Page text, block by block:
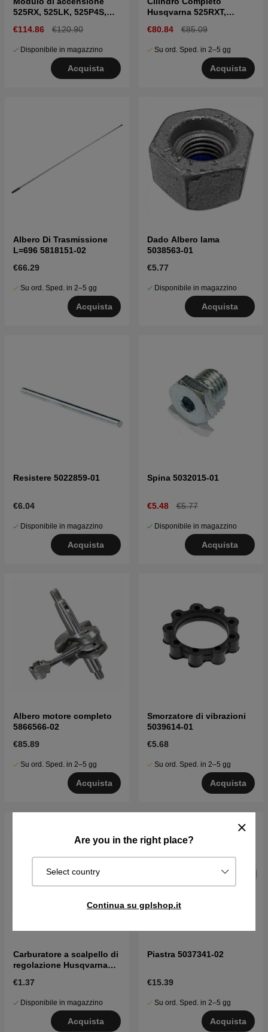
Are you in the right place?
Select country
Continua su gplshop.it
525RX, 525LK, 525P4S,
€114.86 €120.90
Disponibile in magazzino
Acquista
Husqvarna 525RXT,
€80.84 €85.09
Su ord. Sped. in 2–5 gg
Acquista
Albero Di Trasmissione
L=696 5818151-02
€66.29
Su ord. Sped. in 2–5 gg
Acquista
Dado Albero lama
5038563-01
€5.77
Disponibile in magazzino
Acquista
Resistere 5022859-01
€6.04
Disponibile in magazzino
Acquista
Spina 5032015-01
€5.48 €5.77
Disponibile in magazzino
Acquista
Albero motore completo
5866566-02
€85.89
Su ord. Sped. in 2–5 gg
Acquista
Smorzatore di vibrazioni
5039614-01
€5.68
Su ord. Sped. in 2–5 gg
Acquista
Carburatore a scalpello di
regolazione Husqvarna
€1.37
Disponibile in magazzino
Acquista
Piastra 5037341-02
€15.39
Su ord. Sped. in 2–5 gg
Acquista